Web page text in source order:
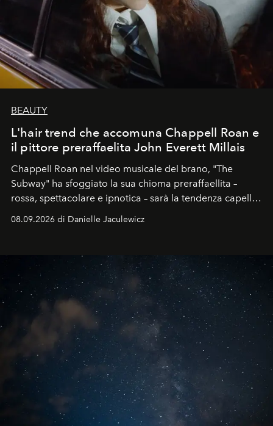
BEAUTY
L'hair trend che accomuna Chappell Roan e
il pittore preraffaelita John Everett Millais
Chappell Roan nel video musicale del brano, "The
Subway" ha sfoggiato la sua chioma preraffaellita –
rossa, spettacolare e ipnotica – sarà la tendenza capelli
dell'autunno?
08.09.2026 di Danielle Jaculewicz